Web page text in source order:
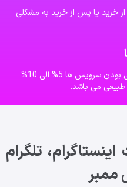
خرید یا پس از خرید به مشکلی
تمامی سفارشات به دلیل واقعی بودن سرویس ها 5% الی 10%
طبیعی می باشد.
تلگرام
ممبر